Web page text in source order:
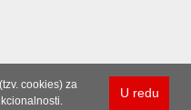
U redu
cookies) za